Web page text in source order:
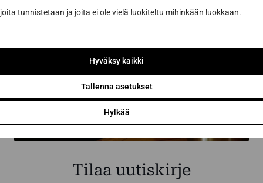
tunnistetaan ja joita ei ole vielä luokiteltu mihinkään luokkaan.
Hylkää
Tallenna asetukset
Hyväksy kaikki
Tilaa uutiskirje